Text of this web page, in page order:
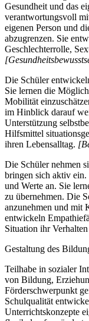
Gesundheit und das
verantwortungsvoll
eigenen Person und
abzugrenzen. Sie
Geschlechterrolle,
Die Schüler
Sie lernen die
Mobilität
im Hinblick darauf
Unterstützung
Hilfsmittel
ihren Lebensalltag.
Die Schüler nehmen
bringen sich aktiv ein.
und Werte an. Sie
zu übernehmen. Die
anzunehmen und mit
entwickeln
Situation ihr Verhalten
Gestaltung des
Teilhabe in sozialer
von Bildung,
Förderschwerpunkt
Schulqualität
Unterrichtskonzepte